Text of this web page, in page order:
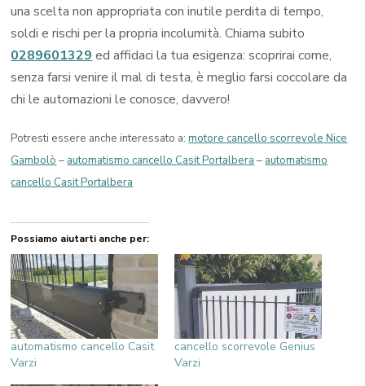
una scelta non appropriata con inutile perdita di tempo,
soldi e rischi per la propria incolumità. Chiama subito
0289601329 ed affidaci la tua esigenza: scoprirai come,
senza farsi venire il mal di testa, è meglio farsi coccolare da
chi le automazioni le conosce, davvero!
Potresti essere anche interessato a:motore cancello scorrevole Nice
Gambolò – automatismo cancello Casit Portalbera – automatismo
cancello Casit Portalbera
Possiamo aiutarti anche per:
automatismo cancello Casit
Varzi
cancello scorrevole Genius
Varzi